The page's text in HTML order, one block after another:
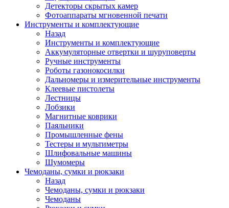
Детекторы скрытых камер
Фотоаппараты мгновенной печати
Инструменты и комплектующие
Назад
Инструменты и комплектующие
Аккумуляторные отвертки и шуруповерты
Ручные инструменты
Роботы газонокосилки
Дальномеры и измерительные инструменты
Клеевые пистолеты
Лестницы
Лобзики
Магнитные коврики
Паяльники
Промышленные фены
Тестеры и мультиметры
Шлифовальные машины
Шумомеры
Чемоданы, сумки и рюкзаки
Назад
Чемоданы, сумки и рюкзаки
Чемоданы